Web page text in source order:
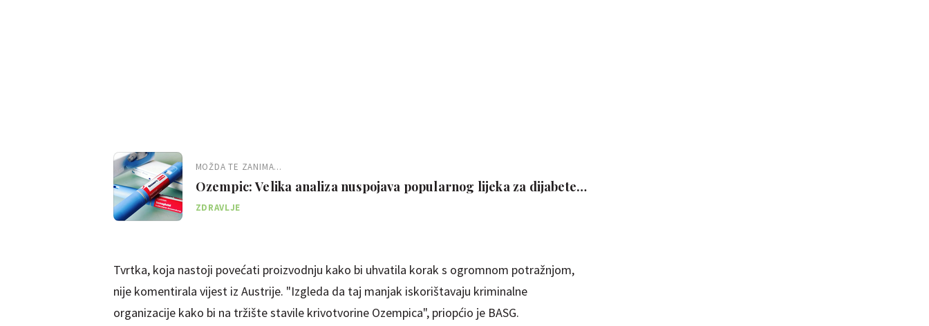
MOŽDA TE ZANIMA...
Ozempic: Velika analiza nuspojava popularnog lijeka za dijabetes
i mršavljenje
ZDRAVLJE
Tvrtka, koja nastoji povećati proizvodnju kako bi uhvatila korak s ogromnom potražnjom,
nije komentirala vijest iz Austrije. "Izgleda da taj manjak iskorištavaju kriminalne
organizacije kako bi na tržište stavile krivotvorine Ozempica", priopćio je BASG.